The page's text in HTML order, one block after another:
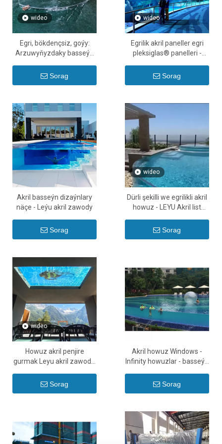
wideo
Egri, bökdençsiz, goýy:
Arzuwyňyzdaky basseýn
paneller
Sorag
wideo
Egrilik akril paneller egri
pleksiglas® panelleri -
Sorag
Akril basseýn dizaýnlary
näçe - Leýu akril zawody
Sorag
wideo
Dürli şekilli we egrilikli akril
howuz - LEYU Akril list
Sorag
wideo
Howuz akril penjire
gurmak Leyu akril zawody,
bilen üpjün etmekde
Sorag
Akril howuz Windows -
Infinity howuzlar - basseýn
Leyu
Sorag